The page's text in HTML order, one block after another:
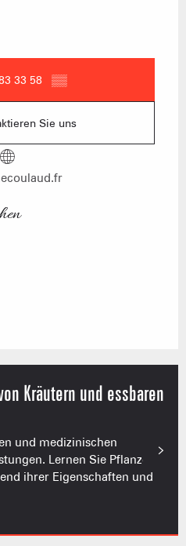
33 58 ▒▒
Sie uns
Kräutern und essbaren
und medizinischen
Lernen Sie Pflanzen
ihrer Eigenschaften und